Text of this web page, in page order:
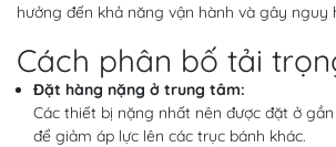
hưởng đến khả năng vận hành và gây nguy
Cách phân bố tải
Đặt hàng nặng ở trung tâm:
Các thiết bị nặng nhất nên được đặt ở
để giảm áp lực lên các trục bánh khác.